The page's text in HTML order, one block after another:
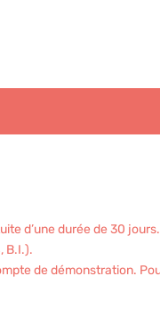
d’une durée de 30
B.I.).
de démonstration.